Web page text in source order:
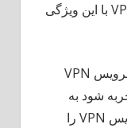
مشترکین به اشتراک سرویس های VPN با این ویژگی
مهمترین مزیت عدم گزارش گیری سرویس VPN
شود به
خصوص زمانیکه دولت یا ISP ها سرویس VPN را